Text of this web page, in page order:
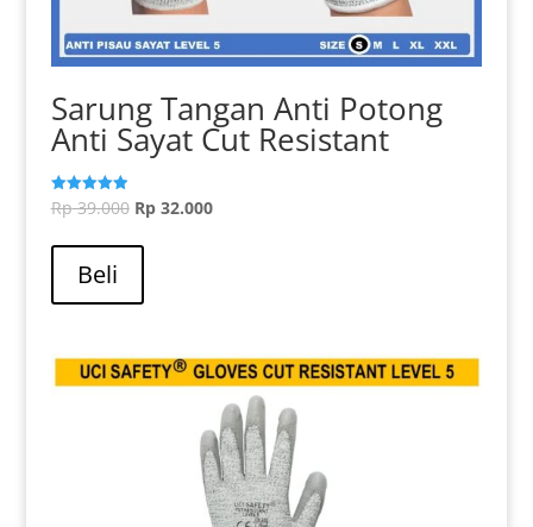
Sarung Tangan Anti Potong
Anti Sayat Cut Resistant
Dinilai
5.00
Rp39.000 Harga
Rp32.000Harga
Beli
Pilihan
diambil
halaman